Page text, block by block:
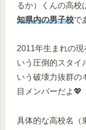
るか）くんの高校
知県内の男子校で
2011年生まれの
いう圧倒的スタイ
いう破壊力抜群の
目メンバーだよ💖
具体的な高校名（